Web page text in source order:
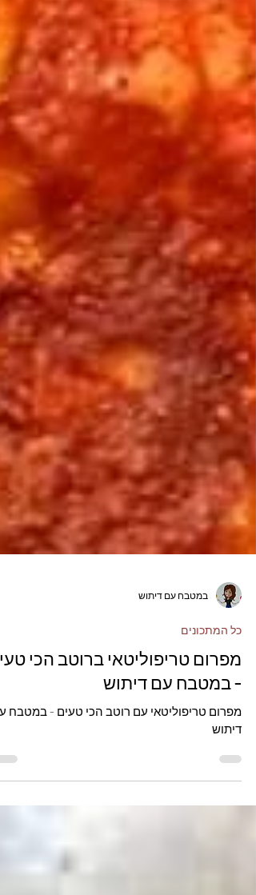
במטבח עם דיתוש
כל המתכונים
מפרום טריפוליטאי ברוטב הכי
- במטבח עם דיתוש
דיתוש